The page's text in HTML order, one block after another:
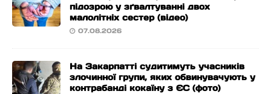
підозрою у зґвалтуванні двох
малолітніх сестер (відео)
07.08.2026
На Закарпатті судитимуть учасників
злочинної групи, яких обвинувачують у
контрабанді кокаїну з ЄС (фото)